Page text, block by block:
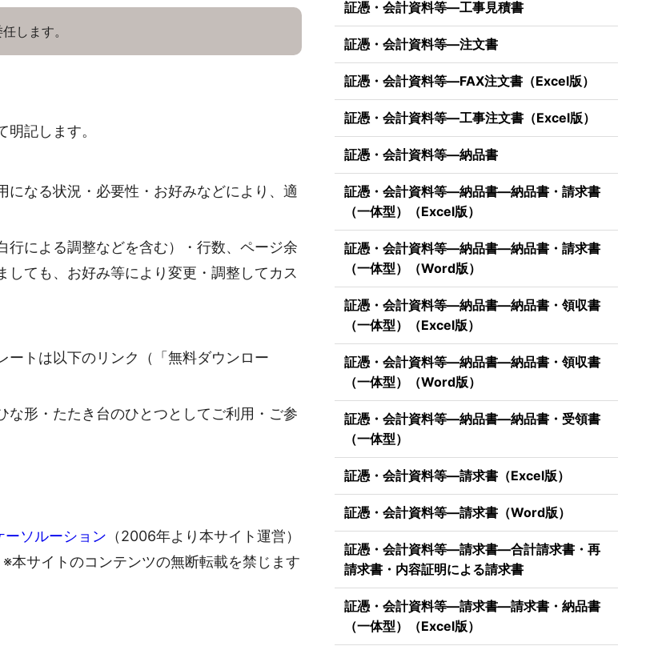
します。
記します。
なる状況・必要性・お好みなどにより、適
行による調整などを含む）・行数、ページ余
ても、お好み等により変更・調整してカス
ートは以下のリンク（「無料ダウンロー
形・たたき台のひとつとしてご利用・ご参
ーソルーション （2006年より本サイト運営）
※本サイトのコンテンツの無断転載を禁じます
証憑・会計資料等―工事見積書
証憑・会計資料等―注文書
証憑・会計資料等―FAX注文書（Excel版）
証憑・会計資料等―工事注文書（Excel版）
証憑・会計資料等―納品書
証憑・会計資料等―納品書―納品書・請求書
（一体型）（Excel版）
証憑・会計資料等―納品書―納品書・請求書
（一体型）（Word版）
証憑・会計資料等―納品書―納品書・領収書
（一体型）（Excel版）
証憑・会計資料等―納品書―納品書・領収書
（一体型）（Word版）
証憑・会計資料等―納品書―納品書・受領書
（一体型）
証憑・会計資料等―請求書（Excel版）
証憑・会計資料等―請求書（Word版）
証憑・会計資料等―請求書―合計請求書・再
請求書・内容証明による請求書
証憑・会計資料等―請求書―請求書・納品書
（一体型）（Excel版）